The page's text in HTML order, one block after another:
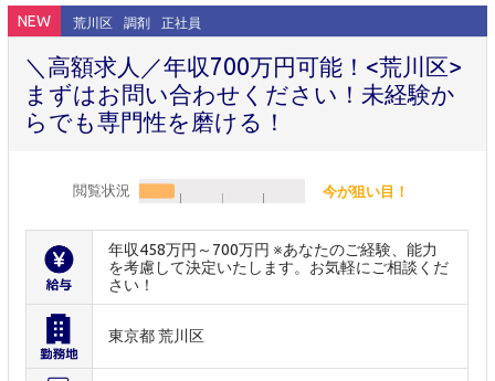
NEW 荒川区 調剤 正社員
＼高額求人／年収700万円可能！<荒川区>
まずはお問い合わせください！未経験か
らでも専門性を磨ける！
閲覧状況 今が狙い目！
年収458万円～700万円 ※あなたのご経験、能力
を考慮して決定いたします。お気軽にご相談くだ
さい！
東京都 荒川区